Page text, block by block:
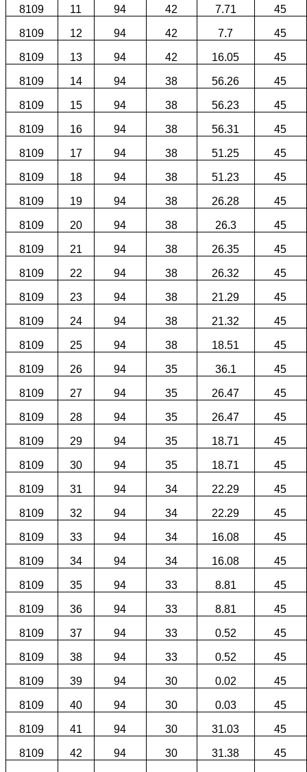
8109 11 94 42 7.71 45
8109 12 94 42 7.7 45
8109 13 94 42 16.05 45
8109 14 94 38 56.26 45
8109 15 94 38 56.23 45
8109 16 94 38 56.31 45
8109 17 94 38 51.25 45
8109 18 94 38 51.23 45
8109 19 94 38 26.28 45
8109 20 94 38 26.3 45
8109 21 94 38 26.35 45
8109 22 94 38 26.32 45
8109 23 94 38 21.29 45
8109 24 94 38 21.32 45
8109 25 94 38 18.51 45
8109 26 94 35 36.1 45
8109 27 94 35 26.47 45
8109 28 94 35 26.47 45
8109 29 94 35 18.71 45
8109 30 94 35 18.71 45
8109 31 94 34 22.29 45
8109 32 94 34 22.29 45
8109 33 94 34 16.08 45
8109 34 94 34 16.08 45
8109 35 94 33 8.81 45
8109 36 94 33 8.81 45
8109 37 94 33 0.52 45
8109 38 94 33 0.52 45
8109 39 94 30 0.02 45
8109 40 94 30 0.03 45
8109 41 94 30 31.03 45
8109 42 94 30 31.38 45